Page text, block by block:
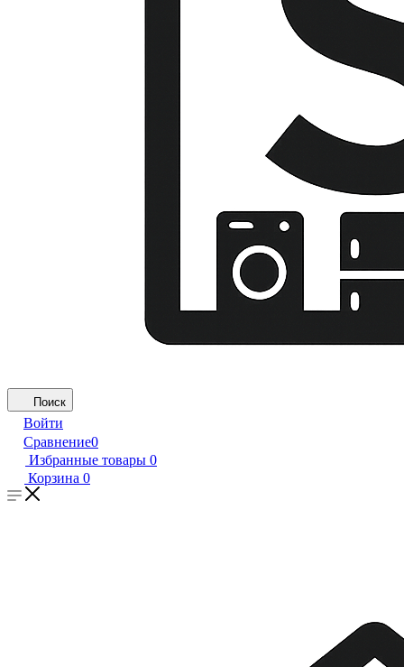
Поиск
Войти
Сравнение0
Избранные товары 0
Корзина 0